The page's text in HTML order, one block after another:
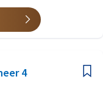
、評価の過程において、
おいて長年培ってきた技
連企業へ製品を提供して
た事業基盤のもと、次世
います。
経験（規模不問）
動化やデータ抽出の経験
IT関連資格
静に切り分けられる方
うすればより便利・効率
4